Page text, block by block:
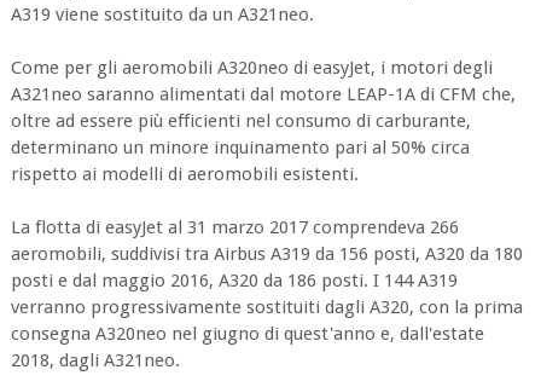
A319 viene sostituito da un A321neo.
Come per gli aeromobili A320neo di easyJet, i motori degli
A321neo saranno alimentati dal motore LEAP-1A di CFM che,
oltre ad essere più efficienti nel consumo di carburante,
determinano un minore inquinamento pari al 50% circa
rispetto ai modelli di aeromobili esistenti.
La flotta di easyJet al 31 marzo 2017 comprendeva 266
aeromobili, suddivisi tra Airbus A319 da 156 posti, A320 da 180
posti e dal maggio 2016, A320 da 186 posti. I 144 A319
verranno progressivamente sostituiti dagli A320, con la prima
consegna A320neo nel giugno di quest'anno e, dall'estate
2018, dagli A321neo.